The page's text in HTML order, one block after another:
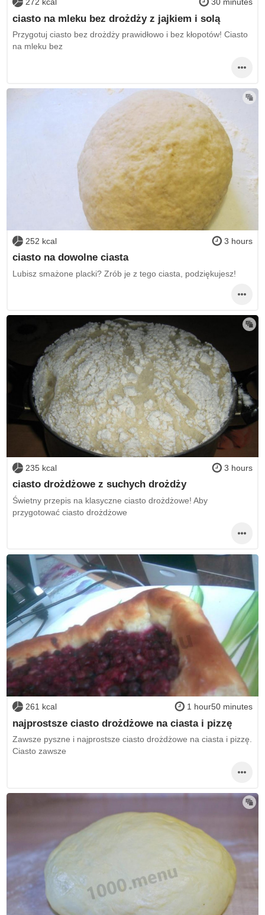
ciasto na mleku bez drożdży z jajkiem i solą
Przygotuj ciasto bez drożdży prawidłowo i bez kłopotów! Ciasto
na mleku bez
252 kcal 3 hours
ciasto na dowolne ciasta
Lubisz smażone placki? Zrób je z tego ciasta, podziękujesz!
235 kcal 3 hours
ciasto drożdżowe z suchych drożdży
Świetny przepis na klasyczne ciasto drożdżowe! Aby
przygotować ciasto drożdżowe
261 kcal 1 hour50 minutes
najprostsze ciasto drożdżowe na ciasta i pizzę
Zawsze pyszne i najprostsze ciasto drożdżowe na ciasta i pizzę.
Ciasto zawsze